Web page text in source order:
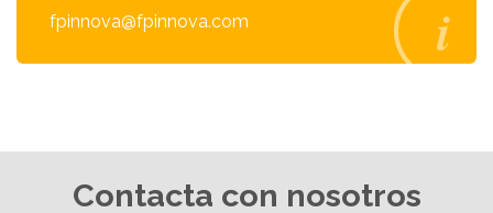
fpinnova@fpinnova.com
Contacta con nosotros